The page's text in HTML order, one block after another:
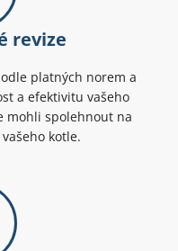
revize
platných norem a
a efektivitu vašeho
mohli spolehnout na
kotle.